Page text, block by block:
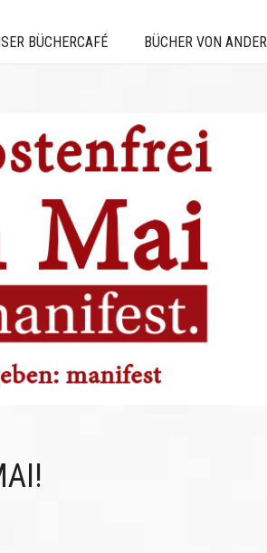
BÜCHERCAFÉ BÜCHER VON